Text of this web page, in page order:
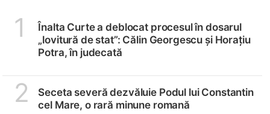
1
Înalta Curte a deblocat procesul în dosarul
„lovitură de stat”: Călin Georgescu și Horațiu
Potra, în judecată
2
Seceta severă dezvăluie Podul lui Constantin
cel Mare, o rară minune romană